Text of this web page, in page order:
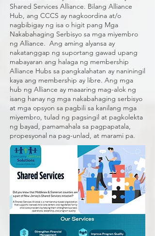
Shared Services Alliance. Bilang Alliance
Hub, ang CCCS ay nagkoordina at/o
nagbibigay ng isa o higit pang Mga
Nakabahaging Serbisyo sa mga miyembro
ng Alliance. Ang aming alyansa ay
nakatanggap ng suportang gawad upang
mabayaran ang halaga ng membership
Alliance Hubs sa pangkalahatan ay naniningil
kaya ang membership ay libre. Ang mga
hub ng Alliance ay maaaring mag-alok ng
isang hanay ng mga nakabahaging serbisyo
at mga opsyon sa pagbili sa kanilang mga
miyembro, tulad ng pagsingil at pagkolekta
ng bayad, pamamahala sa pagpapatala,
propesyonal na pag-unlad, at marami pa.